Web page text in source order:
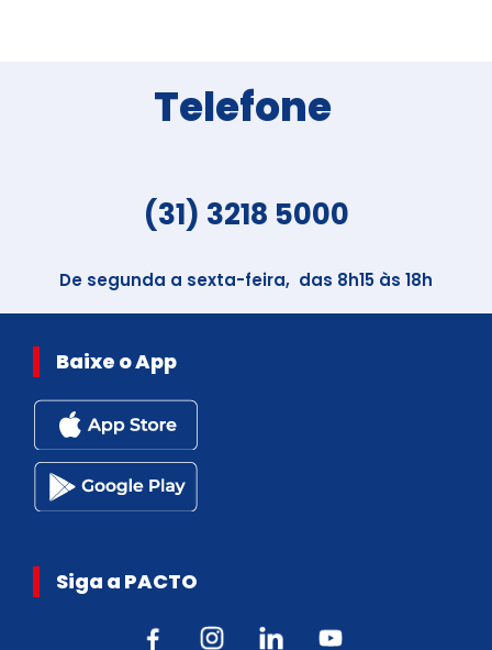
Telefone
(31) 3218 5000
De segunda a sexta-feira, das 8h15 às 18h
Baixe o App
Siga a PACTO